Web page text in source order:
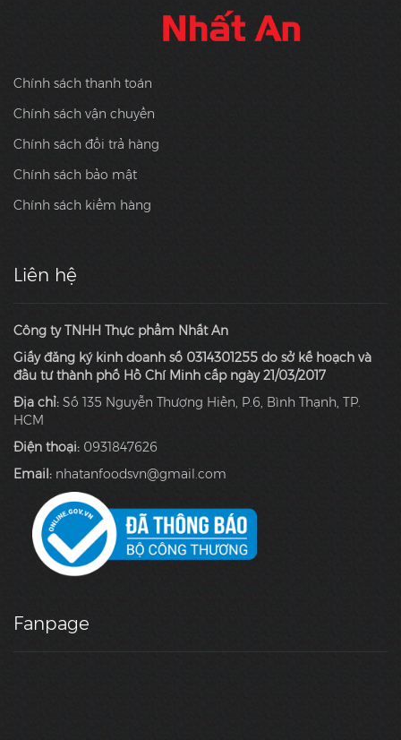
Chính sách thanh toán
Chính sách vận chuyển
Chính sách đổi trả hàng
Chính sách bảo mật
Chính sách kiểm hàng
Liên hệ
Công ty TNHH Thực phẩm Nhất An
Giấy đăng ký kinh doanh số 0314301255 do sở kế hoạch và
đầu tư thành phố Hồ Chí Minh cấp ngày 21/03/2017
Địa chỉ: Số 135 Nguyễn Thượng Hiền, P.6, Bình Thạnh, TP.
HCM
Điện thoại: 0931847626
Email: nhatanfoodsvn@gmail.com
Fanpage